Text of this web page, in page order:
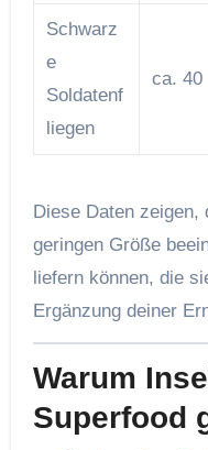
Schwarz
e
Soldatenf
liegen
ca. 40
Diese Daten
geringen Größe
liefern können, die
Ergänzung deiner
Warum
Superfood